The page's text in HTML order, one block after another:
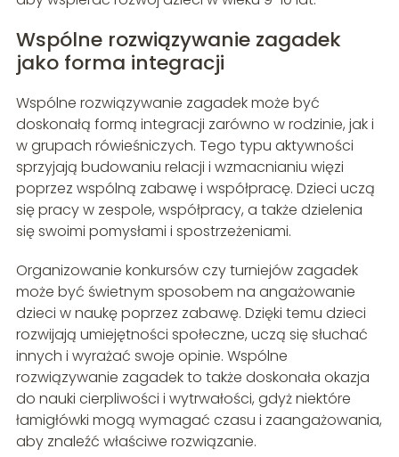
Wspólne rozwiązywanie zagadek
jako forma integracji
Wspólne rozwiązywanie zagadek może być
doskonałą formą integracji zarówno w rodzinie, jak i
w grupach rówieśniczych. Tego typu aktywności
sprzyjają budowaniu relacji i wzmacnianiu więzi
poprzez wspólną zabawę i współpracę. Dzieci uczą
się pracy w zespole, współpracy, a także dzielenia
się swoimi pomysłami i spostrzeżeniami.
Organizowanie konkursów czy turniejów zagadek
może być świetnym sposobem na angażowanie
dzieci w naukę poprzez zabawę. Dzięki temu dzieci
rozwijają umiejętności społeczne, uczą się słuchać
innych i wyrażać swoje opinie. Wspólne
rozwiązywanie zagadek to także doskonała okazja
do nauki cierpliwości i wytrwałości, gdyż niektóre
łamigłówki mogą wymagać czasu i zaangażowania,
aby znaleźć właściwe rozwiązanie.